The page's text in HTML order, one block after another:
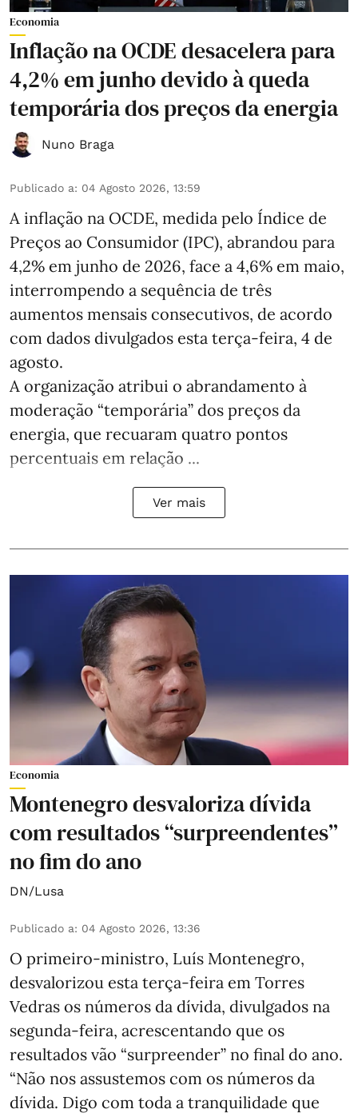
Economia
Inflação na OCDE desacelera para
4,2% em junho devido à queda
temporária dos preços da energia
Nuno Braga
Publicado a: 04 Agosto 2026, 13:59
A inflação na OCDE, medida pelo Índice de
Preços ao Consumidor (IPC), abrandou para
4,2% em junho de 2026, face a 4,6% em maio,
interrompendo a sequência de três
aumentos mensais consecutivos, de acordo
com dados divulgados esta terça-feira, 4 de
agosto.
A organização atribui o abrandamento à
moderação “temporária” dos preços da
energia, que recuaram quatro pontos
percentuais em relação ...
Ver mais
Economia
Montenegro desvaloriza dívida
com resultados “surpreendentes”
no fim do ano
DN/Lusa
Publicado a: 04 Agosto 2026, 13:36
O primeiro-ministro, Luís Montenegro,
desvalorizou esta terça-feira em Torres
Vedras os números da dívida, divulgados na
segunda-feira, acrescentando que os
resultados vão “surpreender” no final do ano.
“Não nos assustemos com os números da
dívida. Digo com toda a tranquilidade que